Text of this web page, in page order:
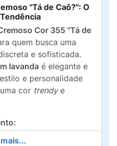
"Tá de Caô?": O
Cor 355 "Tá de
quem busca uma
e sofisticada.
lavanda é elegante e
e personalidade
cor trendye
A cor